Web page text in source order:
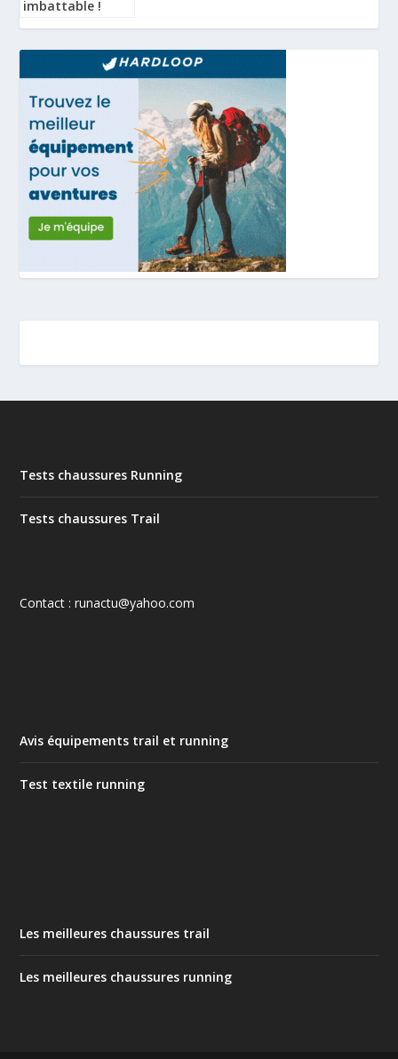
Tests chaussures Running
Tests chaussures Trail
Contact : runactu@yahoo.com
Avis équipements trail et running
Test textile running
Les meilleures chaussures trail
Les meilleures chaussures running